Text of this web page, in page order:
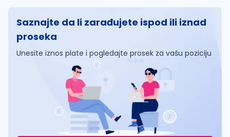
Saznajte da li zarađujete ispod ili iznad
proseka
Unesite iznos plate i pogledajte prosek za vašu poziciju